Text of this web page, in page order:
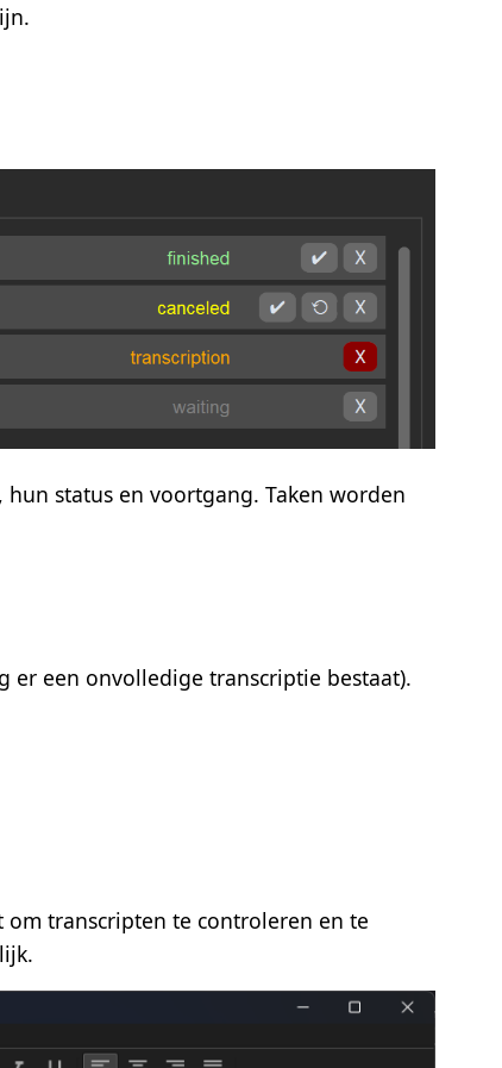
status en voortgang. Taken worden
er een onvolledige transcriptie bestaat).
transcripten te controleren en te